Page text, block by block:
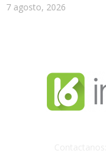
7 agosto, 2026